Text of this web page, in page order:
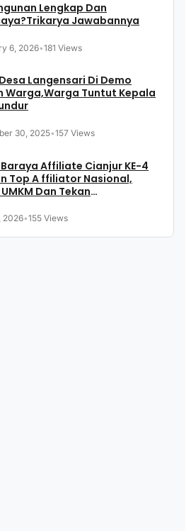
Lengkap Dan
Jawabannya
6, 2026•181 Views
Langensari Di Demo
Warga,Warga Tuntut Kepala
30, 2025•157 Views
Affiliate Cianjur KE-4
Top A ffiliator Nasional,
Dan Tekan
2026•155 Views